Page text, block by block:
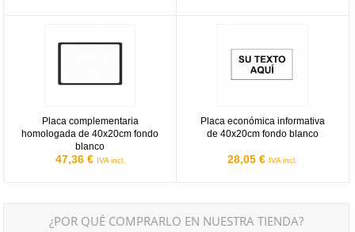
Placa complementaria
homologada de 40x20cm fondo
blanco
47,36 € IVA incl.
Placa económica informativa
de 40x20cm fondo blanco
28,05 € IVA incl.
¿POR QUÉ COMPRARLO EN NUESTRA TIENDA?